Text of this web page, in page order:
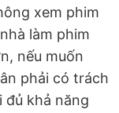
xem phim
làm phim
nếu muốn
phải có trách
đủ khả năng